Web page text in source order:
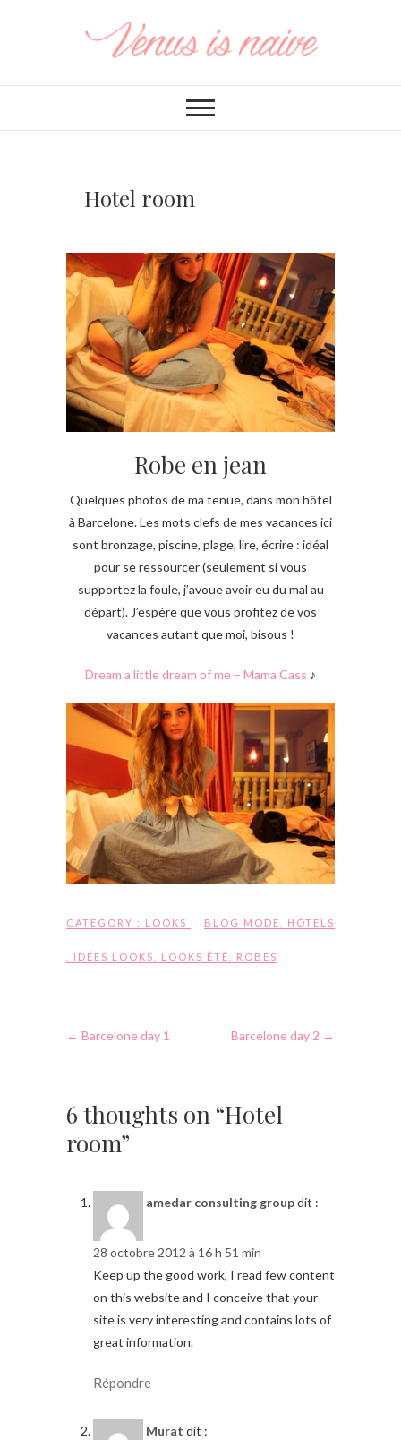
Hotel room
Robe en jean
Quelques photos de ma tenue, dans mon hôtel
à Barcelone. Les mots clefs de mes vacances ici
sont bronzage, piscine, plage, lire, écrire : idéal
pour se ressourcer (seulement si vous
supportez la foule, j’avoue avoir eu du mal au
départ). J’espère que vous profitez de vos
vacances autant que moi, bisous !
Dream a little dream of me – Mama Cass ♪
CATEGORY : LOOKS BLOG MODE HÔTELS
IDÉES LOOKS LOOKS ÉTÉ ROBES
← Barcelone day 1 Barcelone day 2 →
6 thoughts on “Hotel
room”
amedar consulting groupdit :
28 octobre 2012 à 16 h 51 min
Keep up the good work, I read few content
on this website and I conceive that your
site is very interesting and contains lots of
great information.
Répondre
Murat dit :